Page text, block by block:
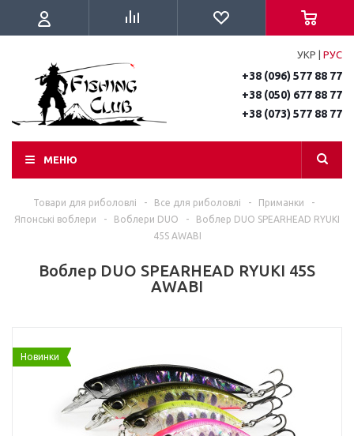
УКР РУС
+38 (096) 577 88 77
+38 (050) 677 88 77
+38 (073) 577 88 77
МЕНЮ
Товари для риболовлі - Все для риболовлі - Приманки
-
Японські воблери
- Воблери DUO -
Воблер DUO SPEARHEAD RYUKI
45S AWABI
Воблер DUO SPEARHEAD RYUKI 45S
AWABI
Новинки